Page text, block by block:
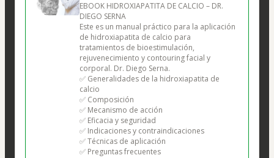
EBOOK HIDROXIAPATITA DE CALCIO – DR.
DIEGO SERNA
Este es un manual práctico para la aplicación
de hidroxiapatita de calcio para
tratamientos de bioestimulación,
rejuvenecimiento y contouring facial y
corporal. Dr. Diego Serna.
✅ Generalidades de la hidroxiapatita de
calcio
✅ Composición
✅ Mecanismo de acción
✅ Eficacia y seguridad
✅ Indicaciones y contraindicaciones
✅ Técnicas de aplicación
✅ Preguntas frecuentes